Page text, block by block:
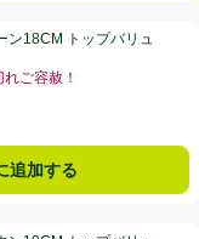
ュ
ン18CM トップバリュ
ご容赦！
追加する
ュ